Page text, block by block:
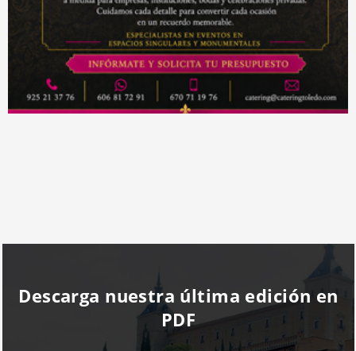
Descarga nuestra última edición en
PDF